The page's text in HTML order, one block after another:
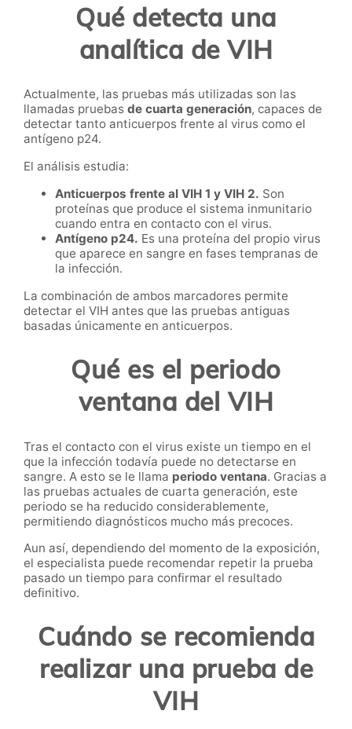
Qué detecta una
analítica de VIH
Actualmente, las pruebas más utilizadas son las
llamadas pruebas de cuarta generación, capaces de
detectar tanto anticuerpos frente al virus como el
antígeno p24.
El análisis estudia:
Anticuerpos frente al VIH 1 y VIH 2. Son
proteínas que produce el sistema inmunitario
cuando entra en contacto con el virus.
Antígeno p24. Es una proteína del propio virus
que aparece en sangre en fases tempranas de
la infección.
La combinación de ambos marcadores permite
detectar el VIH antes que las pruebas antiguas
basadas únicamente en anticuerpos.
Qué es el periodo
ventana del VIH
Tras el contacto con el virus existe un tiempo en el
que la infección todavía puede no detectarse en
sangre. A esto se le llama periodo ventana. Gracias a
las pruebas actuales de cuarta generación, este
periodo se ha reducido considerablemente,
permitiendo diagnósticos mucho más precoces.
Aun así, dependiendo del momento de la exposición,
el especialista puede recomendar repetir la prueba
pasado un tiempo para confirmar el resultado
definitivo.
Cuándo se recomienda
realizar una prueba de
VIH